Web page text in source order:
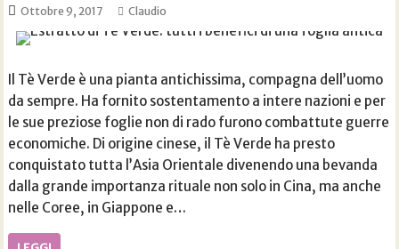
Ottobre 9, 2017 Claudio
Il Tè Verde è una pianta antichissima, compagna dell’uomo
da sempre. Ha fornito sostentamento a intere nazioni e per
le sue preziose foglie non di rado furono combattute guerre
economiche. Di origine cinese, il Tè Verde ha presto
conquistato tutta l’Asia Orientale divenendo una bevanda
dalla grande importanza rituale non solo in Cina, ma anche
nelle Coree, in Giappone e…